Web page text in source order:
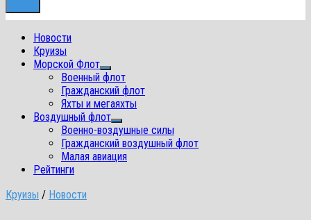
Новости
Круизы
Морской Флот
Показать
подменю
Военный флот
Гражданский флот
Яхты и мегаяхты
Воздушный флот
Показать
подменю
Военно-воздушные силы
Гражданский воздушный флот
Малая авиация
Рейтинги
Круизы / Новости